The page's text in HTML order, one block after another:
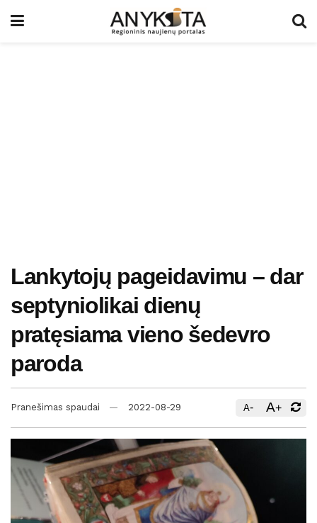
Lankytojų pageidavimu – dar
septyniolikai dienų
pratęsiama vieno šedevro
paroda
Pranešimas spaudai 2022-08-29 A- A+